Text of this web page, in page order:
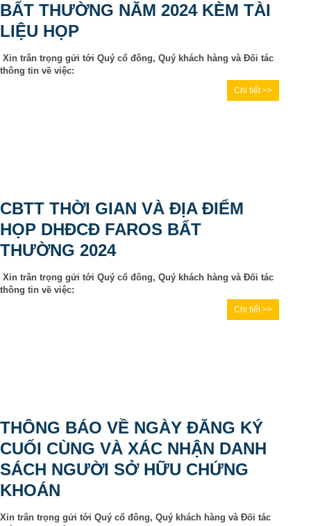
BẤT THƯỜNG NĂM 2024 KÈM TÀI
LIỆU HỌP
Xin trân trọng gửi tới Quý cổ đông, Quý khách hàng và Đối tác
thông tin về việc:
Chi tiết >>
CBTT THỜI GIAN VÀ ĐỊA ĐIỂM
HỌP DHĐCĐ FAROS BẤT
THƯỜNG 2024
Xin trân trọng gửi tới Quý cổ đông, Quý khách hàng và Đối tác
thông tin về việc:
Chi tiết >>
THÔNG BÁO VỀ NGÀY ĐĂNG KÝ
CUỐI CÙNG VÀ XÁC NHẬN DANH
SÁCH NGƯỜI SỞ HỮU CHỨNG
KHOÁN
Xin trân trọng gửi tới Quý cổ đông, Quý khách hàng và Đối tác